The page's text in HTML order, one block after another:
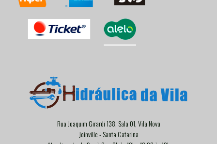
Rua Joaquim Girardi 138, Sala 01, Vila Nova
Joinville - Santa Catarina